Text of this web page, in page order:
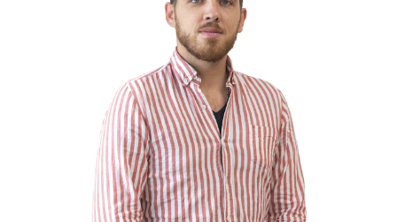
Transactions immobilières
Nous sommes experts dans les
transactions de biens immobiliers à
, Dévoluy, Chorges et ses alentours.
Nous possédons un large portefeuille
d’annonces immobilières qui sauront
répondre à vos besoins. Toujours à votre